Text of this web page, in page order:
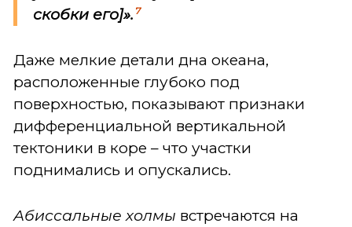
скобки его]». 7
Даже мелкие детали дна океана,
расположенные глубоко под
поверхностью, показывают признаки
дифференциальной вертикальной
тектоники в коре – что участки
поднимались и опускались.
Абиссальные холмы встречаются на